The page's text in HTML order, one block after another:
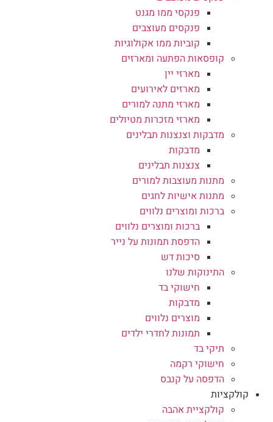
פנקסי ממו מגנט
פנקסים מעוצבים
קוביות ממו אקולוגיות
קופסאות הפתעה ומארזים
מארזי יין
מארזים לאירועים
מארזי מתנה למורים
מארזי מזכרות מטיולים
מדבקות וצנצנות תבלינים
מדבקות
צנצנות תבלינים
מתנות מעוצבות למורים
מתנות אישיות לחגים
ברכות ומוצרים נלווים
ברכות ומוצרים נלווים
הדפסת תמונות על נייר
סיכות דש
התינוקות שלנו
חישוקי בד
מדבקות
מוצרים נלווים
תמונות לחדרי ילדים
תיקי בד
חישוקי רקמה
הדפסה על קנבס
קולקציות
קולקציית אהבה